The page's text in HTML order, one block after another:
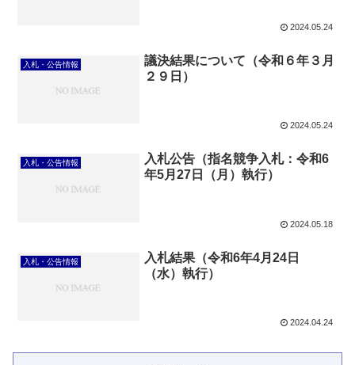
2024.05.24
入札・公告情報
議決結果について（令和６年３月
２９日）
2024.05.24
入札・公告情報
入札公告（指名競争入札：令和6
年5月27日（月）執行）
2024.05.18
入札・公告情報
入札結果（令和6年4月24日
（水）執行）
2024.04.24